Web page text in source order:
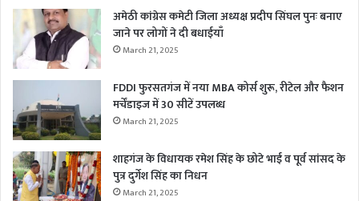
अमेठी कांग्रेस कमेटी जिला अध्यक्ष प्रदीप सिंघल पुनः बनाए
जाने पर लोगों ने दी बधाईयाँ
March 21, 2025
FDDI फुरसतगंज में नया MBA कोर्स शुरू, रीटेल और फैशन
मर्चेंडाइज में 30 सीटें उपलब्ध
March 21, 2025
शाहगंज के विधायक रमेश सिंह के छोटे भाई व पूर्व सांसद के
पुत्र दुर्गेश सिंह का निधन
March 21, 2025